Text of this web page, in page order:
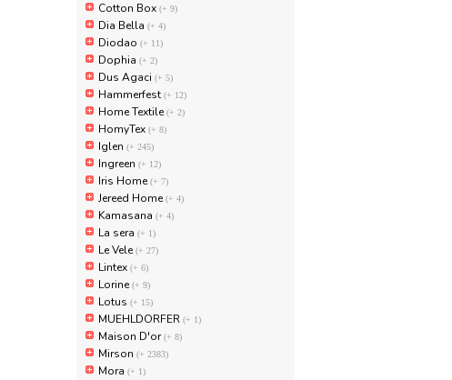
Cotton Box (+ 9)
Dia Bella (+ 4)
Diodao (+ 11)
Dophia (+ 2)
Dus Agaci (+ 5)
Hammerfest (+ 12)
Home Textile(+ 2)
HomyTex (+ 8)
Iglen (+ 245)
Ingreen (+ 12)
Iris Home(+ 7)
Jereed Home(+ 4)
Kamasana (+ 4)
La sera (+ 1)
Le Vele(+ 27)
Lintex (+ 6)
Lorine(+ 9)
Lotus (+ 15)
MUEHLDORFER (+ 1)
Maison D'or(+ 8)
Mirson (+ 2383)
Mora (+ 1)